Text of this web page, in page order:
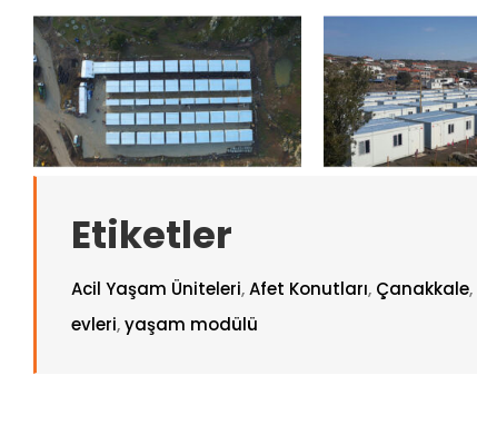
Etiketler
Acil Yaşam Üniteleri,Afet Konutları, Çanakkale,
evleri,yaşam modülü